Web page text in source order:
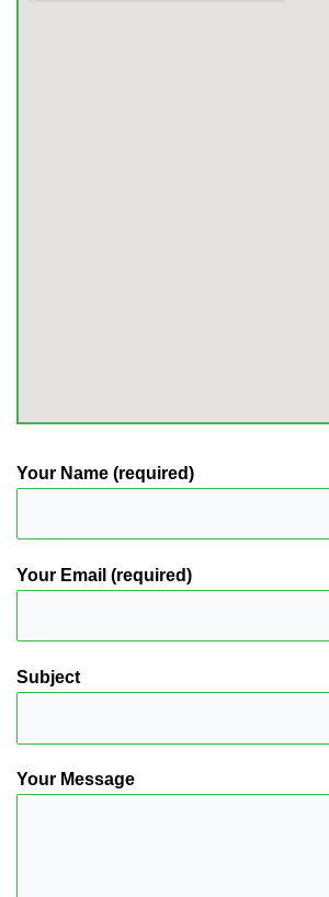
Your Name (required)
Your Email (required)
Subject
Your Message